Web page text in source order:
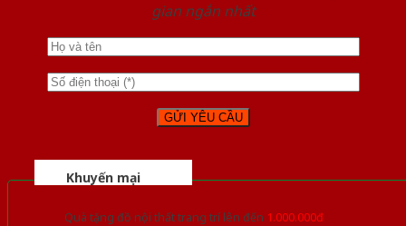
gian ngắn nhất
Khuyến mại
Quà tặng đồ nội thất trang trí lên đến 1.000.000đ